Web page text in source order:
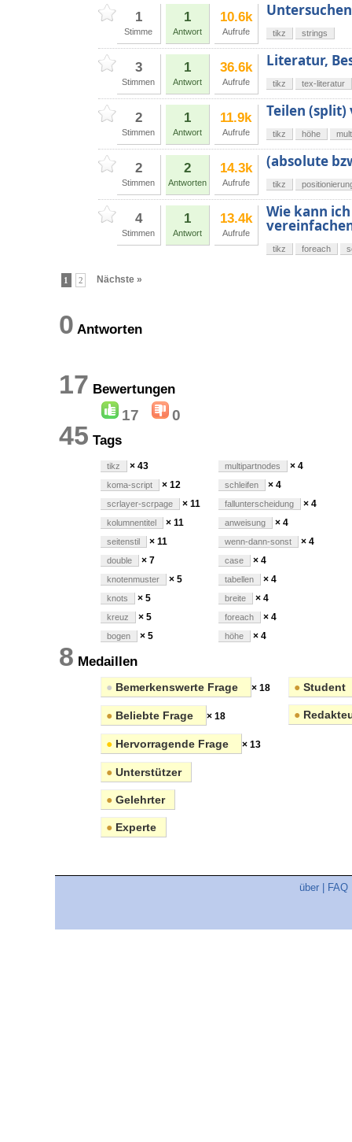
1
Stimme
1
Antwort
10.6k
Aufrufe tikz strings
3
Stimmen
1
Antwort
36.6k
Aufrufe
Literatur,
tikz tex-literatur
2
Stimmen
1
Antwort
11.9k
Aufrufe
Teilen (split)
tikz höhe
2
Stimmen
2
Antworten
14.3k
Aufrufe
(absolute
tikz
4
Stimmen
1
Antwort
13.4k
Aufrufe
Wie kann
tikz foreach
1 2 Nächste »
0 Antworten
17 Bewertungen
17 0
45 Tags
tikz × 43
koma-script × 12
scrlayer-scrpage × 11
kolumnentitel × 11
seitenstil × 11
double × 7
knotenmuster × 5
knots × 5
kreuz × 5
bogen × 5
multipartnodes × 4
schleifen × 4
fallunterscheidung × 4
anweisung × 4
wenn-dann-sonst × 4
case × 4
tabellen × 4
breite × 4
foreach × 4
höhe × 4
8 Medaillen
● Bemerkenswerte Frage × 18
● Beliebte Frage × 18
● Hervorragende Frage × 13
● Unterstützer
● Gelehrter
● Experte
● Student
●
über FAQ